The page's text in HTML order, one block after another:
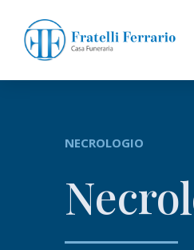
NECROLOGIO